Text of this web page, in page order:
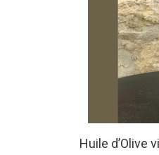
Huile d’Olive